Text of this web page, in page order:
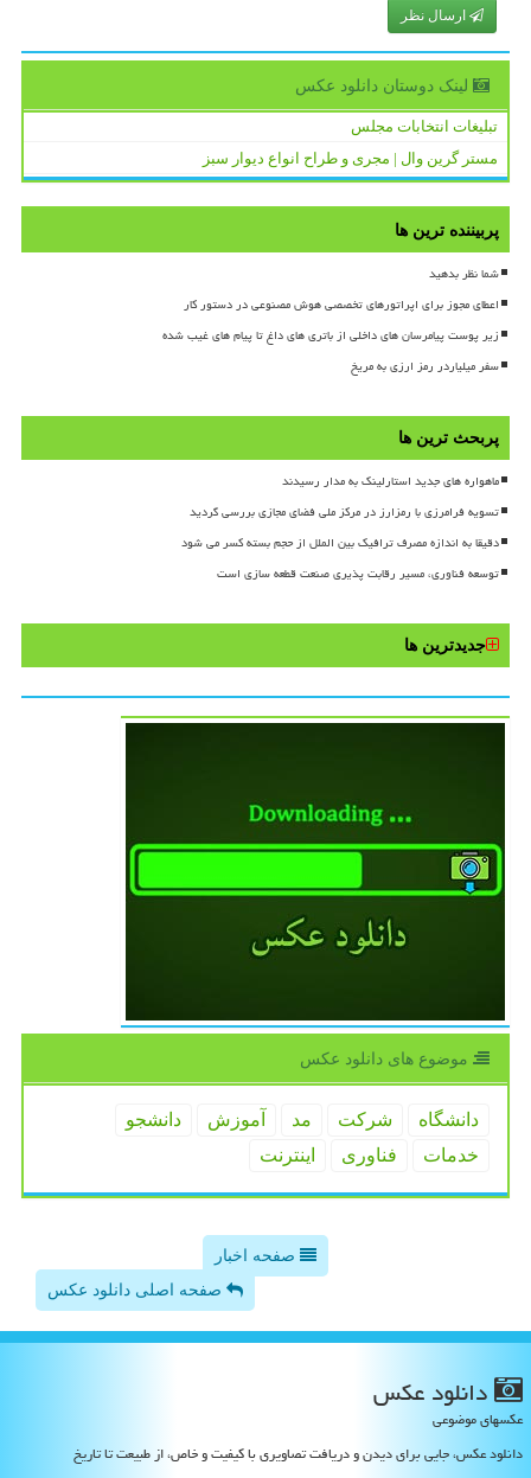
ارسال نظر
لینک دوستان دانلود عكس
تبلیغات انتخابات مجلس
مستر گرین وال | مجری و طراح انواع دیوار سبز
پربیننده ترین ها
شما نظر بدهید
اعطای مجوز برای اپراتورهای تخصصی هوش مصنوعی در دستور کار
زیر پوست پیامرسان های داخلی از باتری های داغ تا پیام های غیب شده
سفر میلیاردر رمز ارزی به مریخ
پربحث ترین ها
ماهواره های جدید استارلینک به مدار رسیدند
تسویه فرامرزی با رمزارز در مرکز ملی فضای مجازی بررسی گردید
دقیقا به اندازه مصرف ترافیک بین الملل از حجم بسته کسر می شود
توسعه فناوری، مسیر رقابت پذیری صنعت قطعه سازی است
جدیدترین ها
موضوع های دانلود عكس
دانشگاه شركت مد آموزش
دانشجو
خدمات
فناوری اینترنت
صفحه اخبار
صفحه اصلی دانلود عکس
دانلود عكس
عکسهای موضوعی
دانلود عکس، جایی برای دیدن و دریافت تصاویری با کیفیت و خاص، از طبیعت تا تاریخ